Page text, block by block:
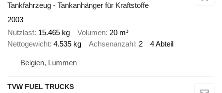
Tankfahrzeug - Tankanhänger für Kraftstoffe
2003
Nutzlast 15.465 kg Volumen 20 m³
Nettogewicht 4.535 kg Achsenanzahl 2 4 Abteil
Belgien, Lummen
TVW FUEL TRUCKS